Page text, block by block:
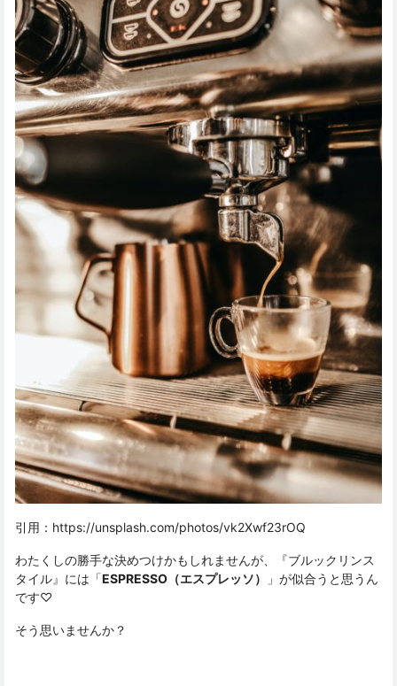
引用： https://unsplash.com/photos/vk2Xwf23rOQ
わたくしの勝手な決めつけかもしれませんが、『ブルックリンス
タイル』には「ESPRESSO（エスプレッソ）
」が似合うと思うん
です♡
そう思いませんか？